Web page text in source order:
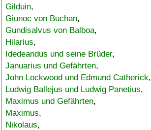
Gilduin,
Giunoc von Buchan,
Gundisalvus von Balboa,
Hilarius,
Idedeandus und seine Brüder,
Januarius und Gefährten,
John Lockwood und Edmund Catherick,
Ludwig Ballejus und Ludwig Panetius,
Maximus und Gefährten,
Maximus,
Nikolaus,